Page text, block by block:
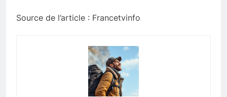
Source de l’article : Francetvinfo